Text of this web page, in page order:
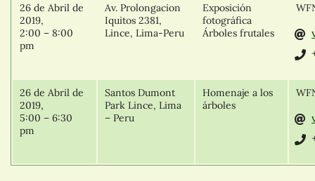
26 de Abril de
2019,
2:00 – 8:00
pm
Av. Prolongacion
Iquitos 2381,
Lince, Lima-Peru
Exposición
fotográfica
Árboles frutales
26 de Abril de
2019,
5:00 – 6:30
pm
Santos Dumont
Park Lince, Lima
– Peru
Homenaje a los
árboles